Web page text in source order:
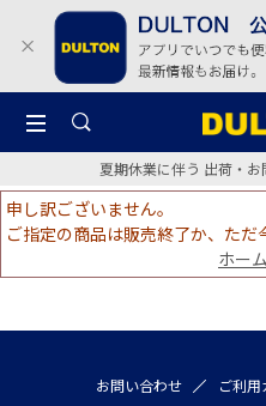
夏期休業に伴う 出荷・
申し訳ございません。
ご指定の商品は販売終了か、ただ
ホー
お問い合わせ ご利用